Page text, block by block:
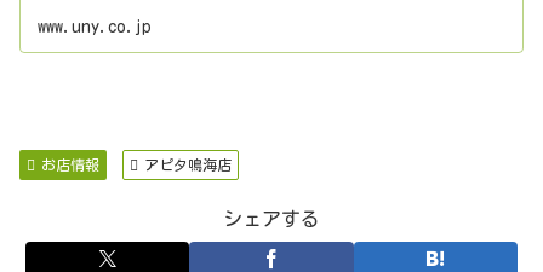
www.uny.co.jp
お店情報 アピタ鳴海店
シェアする